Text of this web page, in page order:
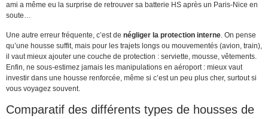
ami a même eu la surprise de retrouver sa batterie HS après un Paris-Nice en
soute…
Une autre erreur fréquente, c’est de négliger la protection interne . On pense
qu’une housse suffit, mais pour les trajets longs ou mouvementés (avion, train),
il vaut mieux ajouter une couche de protection : serviette, mousse, vêtements.
Enfin, ne sous-estimez jamais les manipulations en aéroport : mieux vaut
investir dans une housse renforcée, même si c’est un peu plus cher, surtout si
vous voyagez souvent.
Comparatif des différents types de housses de